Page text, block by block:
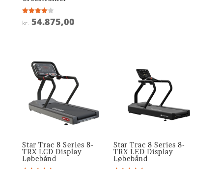
Vurderet
4.1
kr. 54.875,00
Star Trac 8 Series 8-
TRX LCD Display
Løbebånd
Star Trac 8 Series 8-
TRX LED Display
Løbebånd